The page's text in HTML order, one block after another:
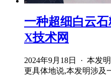
一种超细白云
X技术网
2024年9月18日 · 本发
更具体地说,本发明涉及